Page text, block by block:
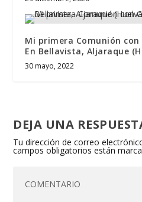
Mi primera Comunión con
En Bellavista, Aljaraque
30 mayo, 2022
DEJA UNA
Tu dirección de correo
campos obligatorios están